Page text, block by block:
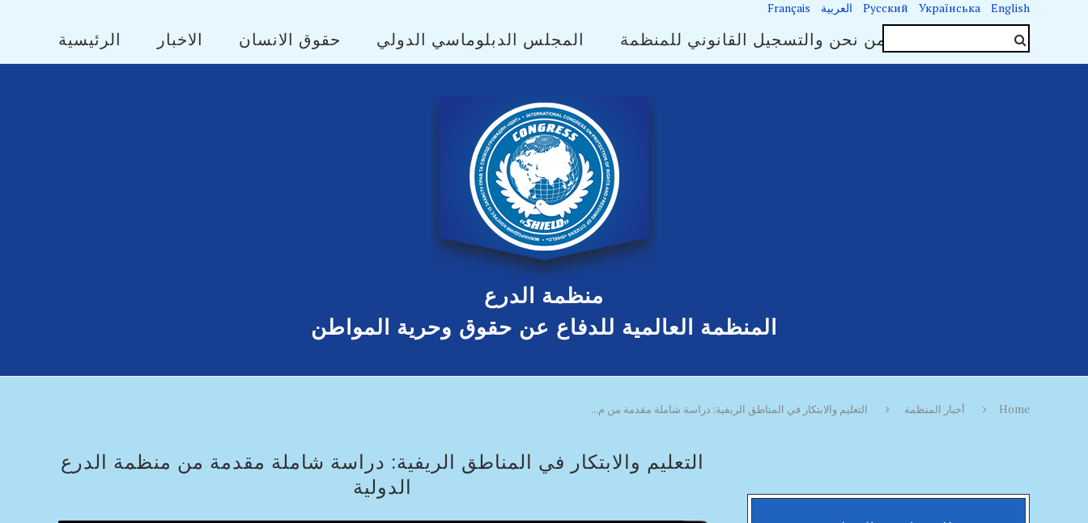
Русский Українська English العربية Français
الرئيسية الاخبار حقوق الانسان المجلس الدبلوماسي الدولي من نحن والتسجيل القانوني للمنظمة جهات الاتصال
منظمة الدرع
المنظمة العالمية للدفاع عن حقوق وحرية المواطن
Home أخبار المنظمة التعليم والابتكار في المناطق الريفية: دراسة شاملة مقدمة من م...
التعليم والابتكار في المناطق الريفية: دراسة شاملة مقدمة من منظمة الدرع
الدولية